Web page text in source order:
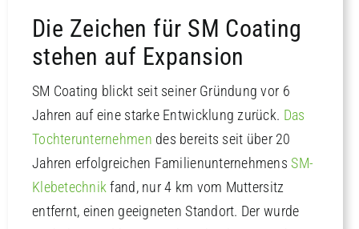
Die Zeichen für SM Coating
stehen auf Expansion
SM Coating blickt seit seiner Gründung vor 6
Jahren auf eine starke Entwicklung zurück. Das
Tochterunternehmen des bereits seit über 20
Jahren erfolgreichen FamilienunternehmensSM-
Klebetechnik fand, nur 4 km vom Muttersitz
entfernt, einen geeigneten Standort. Der wurde